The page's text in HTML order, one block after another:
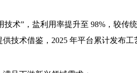
技术”，盐利用率提升至 98%，较
技术借鉴，2025 年平台累计发布工